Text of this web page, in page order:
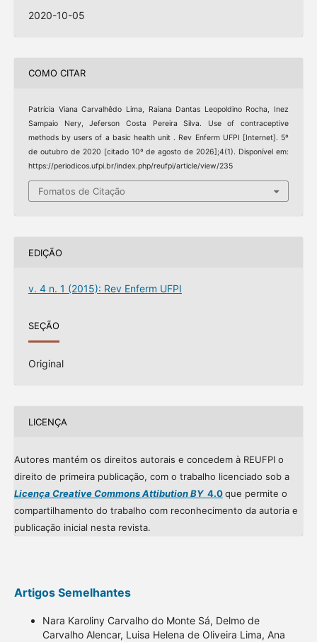
2020-10-05
COMO CITAR
Patrícia Viana Carvalhêdo Lima, Raiana Dantas Leopoldino Rocha, Inez
Sampaio Nery, Jeferson Costa Pereira Silva. Use of contraceptive
methods by users of a basic health unit . Rev Enferm UFPI [Internet]. 5º
de outubro de 2020 [citado 10º de agosto de 2026];4(1). Disponível em:
https://periodicos.ufpi.br/index.php/reufpi/article/view/235
Fomatos de Citação
EDIÇÃO
v. 4 n. 1 (2015): Rev Enferm UFPI
SEÇÃO
Original
LICENÇA
Autores mantém os direitos autorais e concedem à REUFPI o
direito de primeira publicação, com o trabalho licenciado sob a
Licença Creative Commons Attibution BY4.0que permite o
compartilhamento do trabalho com reconhecimento da autoria e
publicação inicial nesta revista.
Artigos Semelhantes
Nara Karoliny Carvalho do Monte Sá, Delmo de
Carvalho Alencar, Luisa Helena de Oliveira Lima, Ana